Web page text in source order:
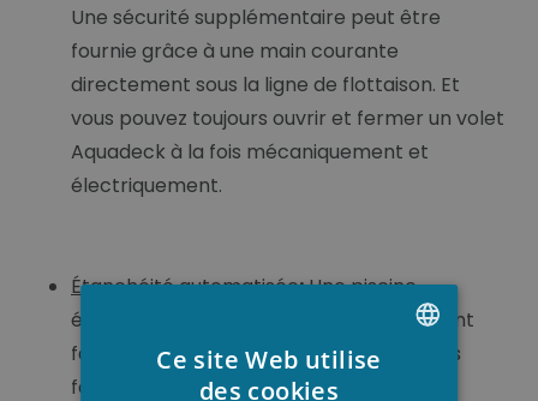
Une sécurité supplémentaire peut être
fournie grâce à une main courante
directement sous la ligne de flottaison. Et
vous pouvez toujours ouvrir et fermer un volet
Aquadeck à la fois mécaniquement et
électriquement.
Étanchéité automatisée:Une piscine
élégante grâce à Aquadeck les volets sont
faits de lames de haute qualité. Les lames
forment un coffre-fort, élégant et une
Ce site Web utilise
des cookies